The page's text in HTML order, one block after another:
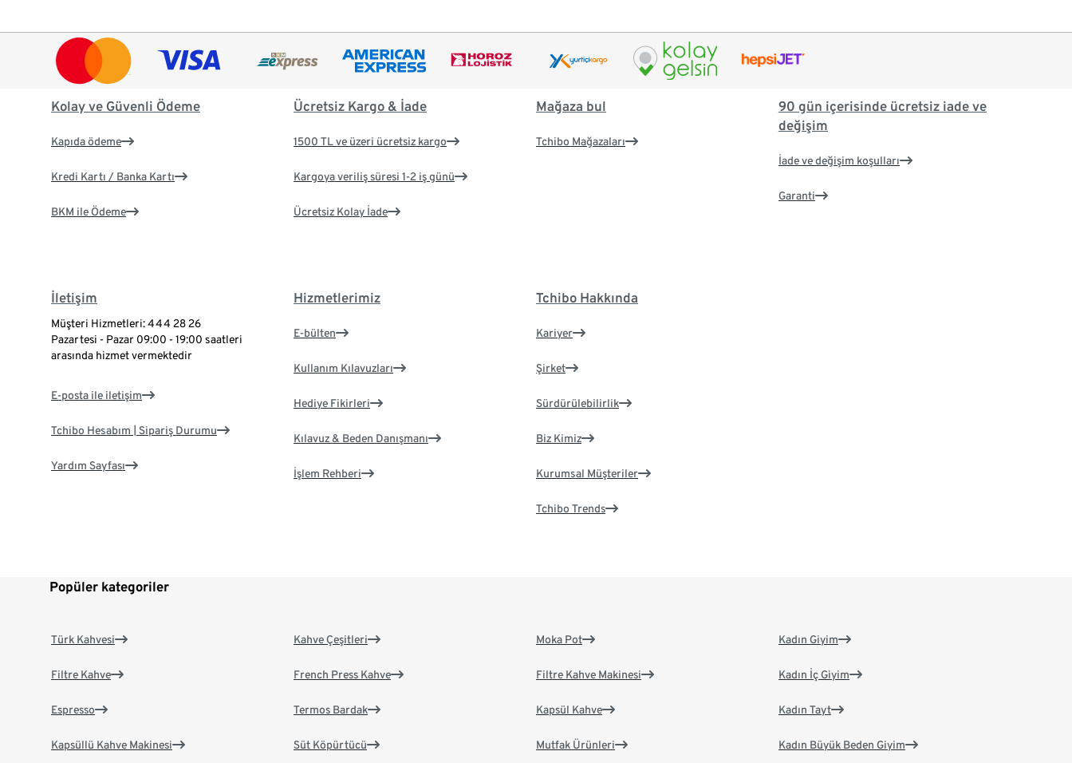
Kolay ve Güvenli Ödeme
Kapıda ödeme
Kredi Kartı / Banka Kartı
BKM ile Ödeme
Ücretsiz Kargo & İade
1500 TL ve üzeri ücretsiz kargo
Kargoya veriliş süresi 1-2 iş günü
Ücretsiz Kolay İade
Mağaza bul
Tchibo Mağazaları
90 gün içerisinde ücretsiz iade ve
değişim
İade ve değişim koşulları
Garanti
İletişim
Müşteri Hizmetleri: 444 28 26
Pazartesi - Pazar 09:00 - 19:00 saatleri
arasında hizmet vermektedir
E-posta ile iletişim
Tchibo Hesabım | Sipariş Durumu
Yardım Sayfası
Hizmetlerimiz
E-bülten
Kullanım Kılavuzları
Hediye Fikirleri
Kılavuz & Beden Danışmanı
İşlem Rehberi
Tchibo Hakkında
Kariyer
Şirket
Sürdürülebilirlik
Biz Kimiz
Kurumsal Müşteriler
Tchibo Trends
Popüler kategoriler
Türk Kahvesi
Filtre Kahve
Espresso
Kapsüllü Kahve Makinesi
Kahve Çeşitleri
French Press Kahve
Termos Bardak
Süt Köpürtücü
Moka Pot
Filtre Kahve Makinesi
Kapsül Kahve
Mutfak Ürünleri
Kadın Giyim
Kadın İç Giyim
Kadın Tayt
Kadın Büyük Beden Giyim